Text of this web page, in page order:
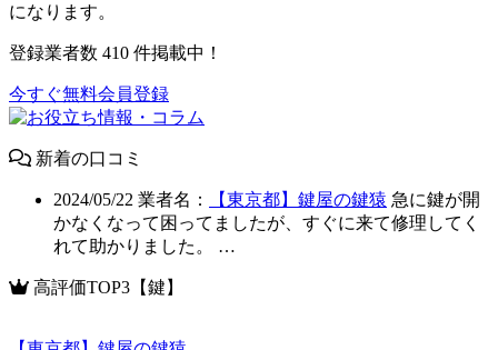
になります。
登録業者数 410 件掲載中！
今すぐ無料会員登録
新着の口コミ
2024/05/22 業者名： 【東京都】鍵屋の鍵猿 急に鍵が開
かなくなって困ってましたが、すぐに来て修理してく
れて助かりました。 …
高評価TOP3【鍵】